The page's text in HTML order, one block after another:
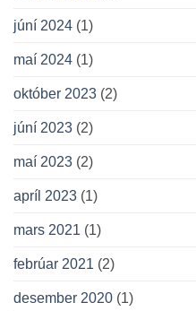
júní 2024 (1)
maí 2024 (1)
október 2023 (2)
júní 2023 (2)
maí 2023 (2)
apríl 2023 (1)
mars 2021 (1)
febrúar 2021 (2)
desember 2020 (1)